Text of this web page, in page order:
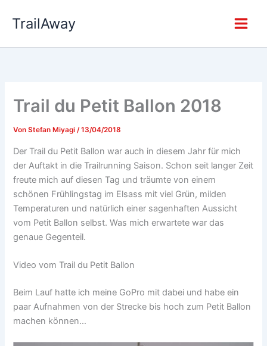
InhaltTrailAway
Trail du Petit Ballon 2018
VonStefan Miyagi/13/04/2018
Der Trail du Petit Ballon war auch in diesem Jahr für mich
der Auftakt in die Trailrunning Saison. Schon seit langer Zeit
freute mich auf diesen Tag und träumte von einem
schönen Frühlingstag im Elsass mit viel Grün, milden
Temperaturen und natürlich einer sagenhaften Aussicht
vom Petit Ballon selbst. Was mich erwartete war das
genaue Gegenteil.
Video vom Trail du Petit Ballon
Beim Lauf hatte ich meine GoPro mit dabei und habe ein
paar Aufnahmen von der Strecke bis hoch zum Petit Ballon
machen können…